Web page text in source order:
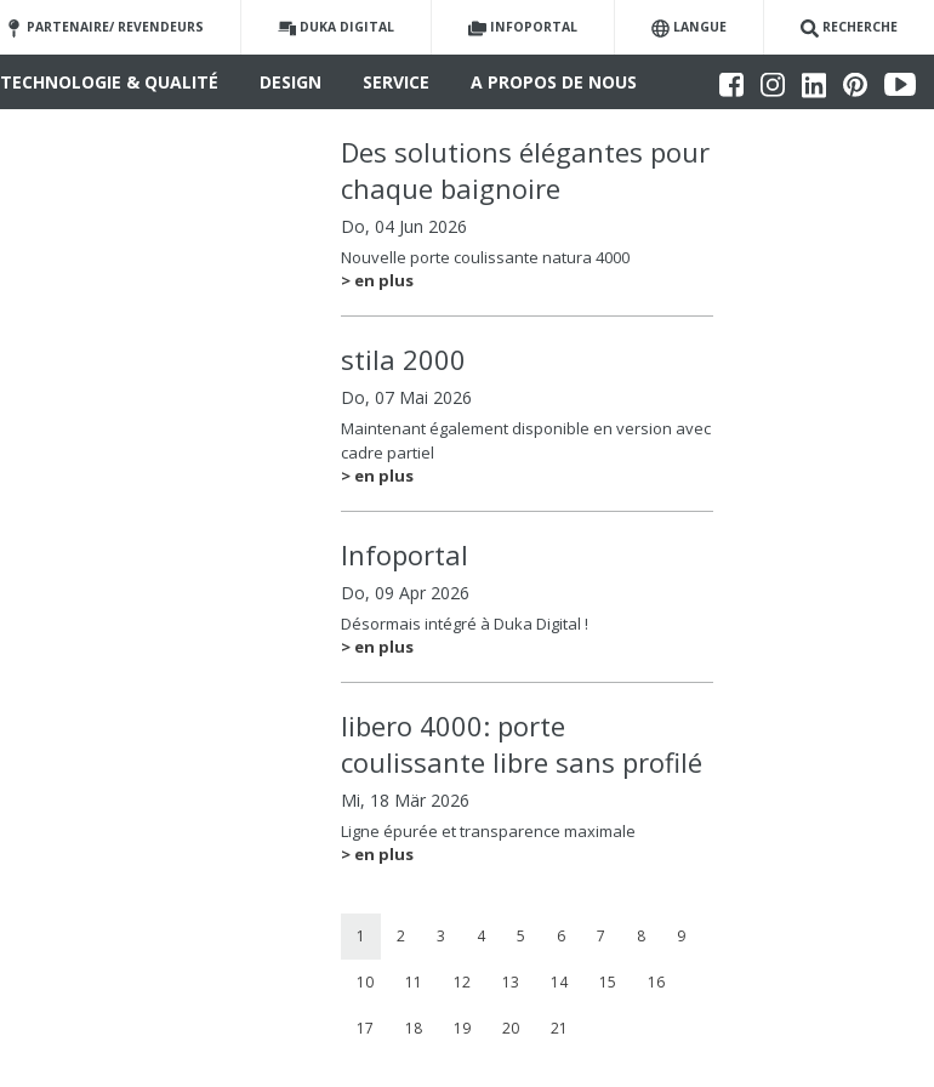
PARTENAIRE/ REVENDEURS DUKA DIGITAL INFOPORTAL LANGUE RECHERCHE
TECHNOLOGIE & QUALITÉ DESIGN SERVICE A PROPOS DE NOUS
Des solutions élégantes pour
chaque baignoire
Do, 04 Jun 2026
Nouvelle porte coulissante natura 4000
> en plus
stila 2000
Do, 07 Mai 2026
Maintenant également disponible en version avec
cadre partiel
> en plus
Infoportal
Do, 09 Apr 2026
Désormais intégré à Duka Digital !
> en plus
libero 4000: porte
coulissante libre sans profilé
Mi, 18 Mär 2026
Ligne épurée et transparence maximale
> en plus
1 2 3 4 5 6 7 8 9
10 11 12 13 14 15 16
17 18 19 20 21